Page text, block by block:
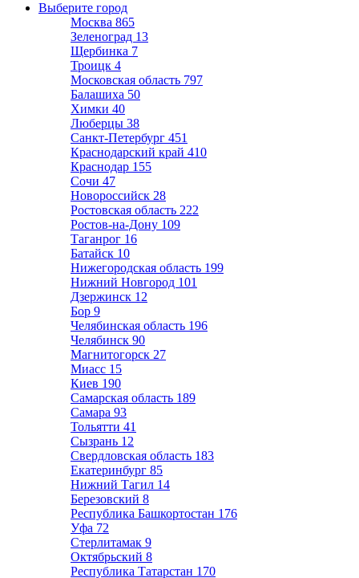
Выберите город
Москва 865
Зеленоград 13
Щербинка 7
Троицк 4
Московская область 797
Балашиха 50
Химки 40
Люберцы 38
Санкт-Петербург 451
Краснодарский край 410
Краснодар 155
Сочи 47
Новороссийск 28
Ростовская область 222
Ростов-на-Дону 109
Таганрог 16
Батайск 10
Нижегородская область 199
Нижний Новгород 101
Дзержинск 12
Бор 9
Челябинская область 196
Челябинск 90
Магнитогорск 27
Миасс 15
Киев 190
Самарская область 189
Самара 93
Тольятти 41
Сызрань 12
Свердловская область 183
Екатеринбург 85
Нижний Тагил 14
Березовский 8
Республика Башкортостан 176
Уфа 72
Стерлитамак 9
Октябрьский 8
Республика Татарстан 170